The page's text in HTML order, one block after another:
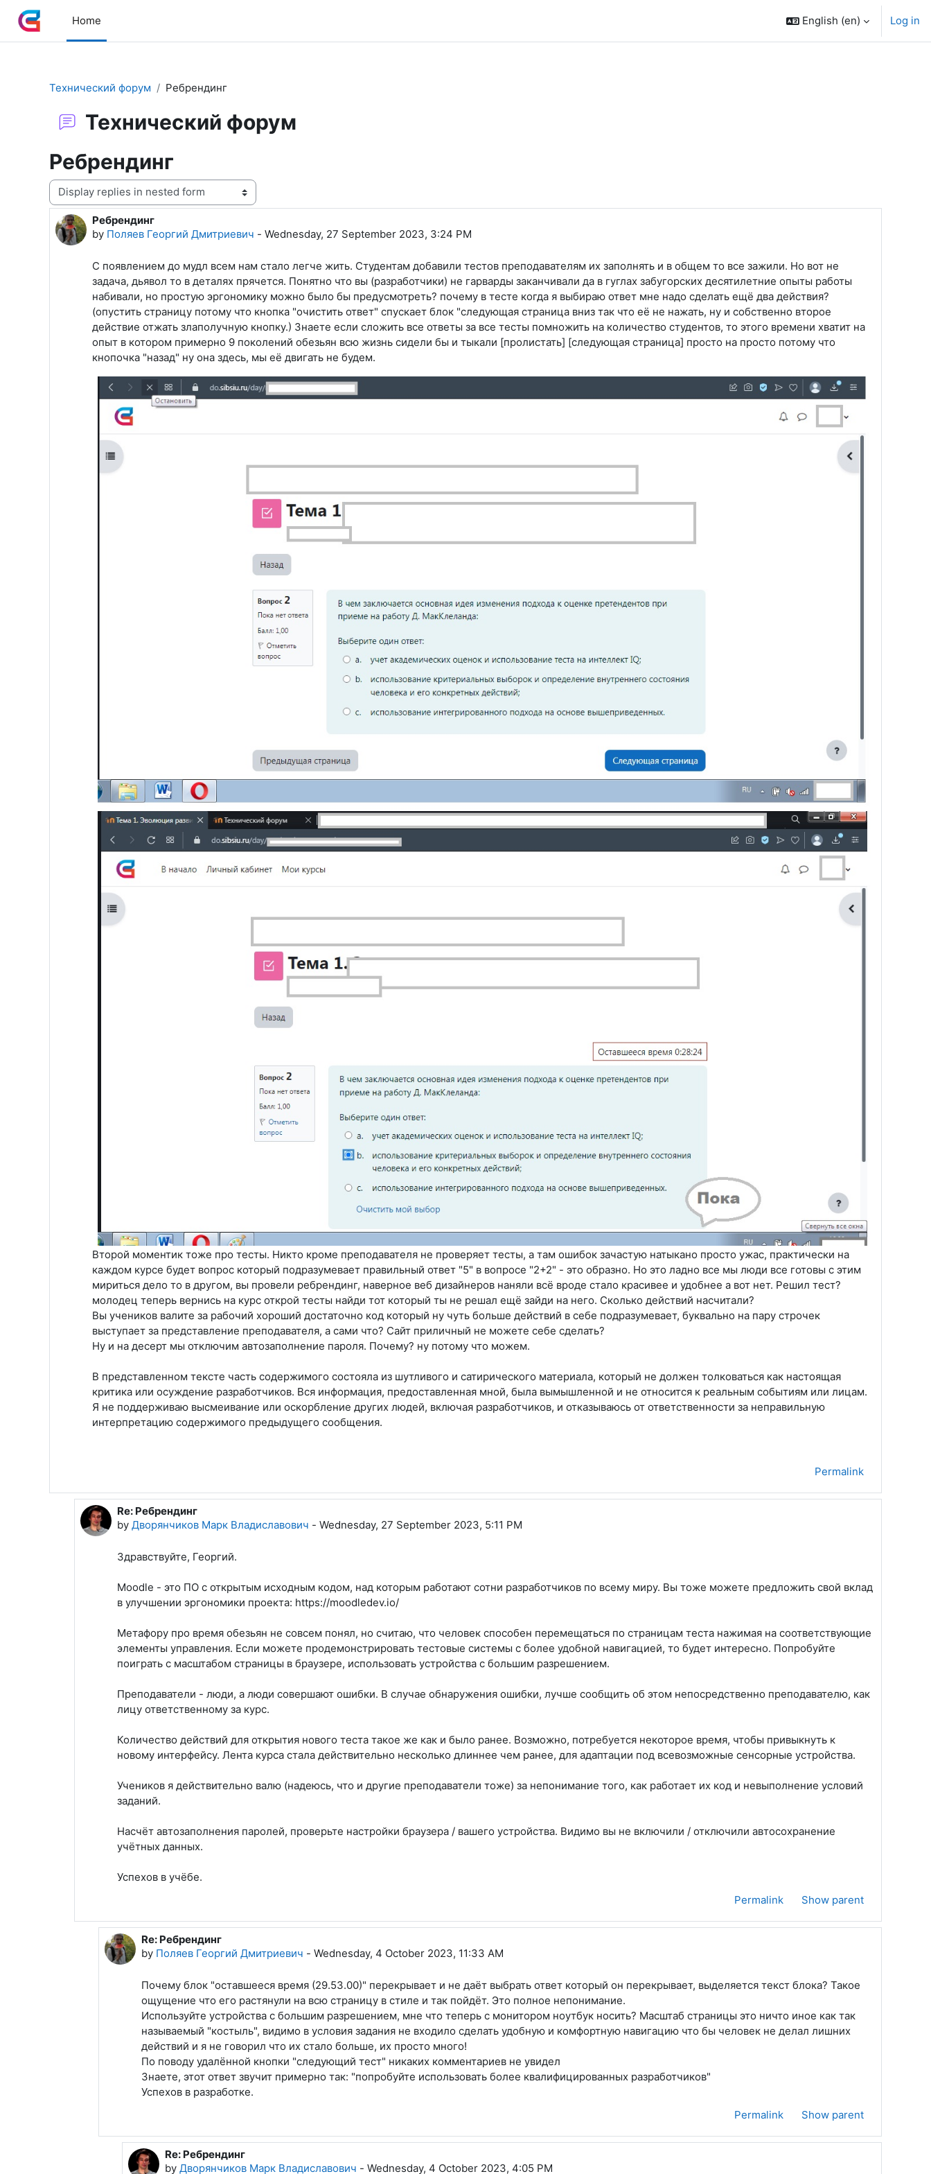
Skip to main content
Home
English ‎(en)‎ Log in
Технический форум Ребрендинг
Технический форум
Ребрендинг
Display mode
Ребрендинг
by Поляев Георгий Дмитриевич - Wednesday, 27 September 2023, 3:24 PM
Number of replies: 3
С появлением до мудл всем нам стало легче жить. Студентам добавили тестов преподавателям их заполнять и в общем то все зажили. Но вот не
задача, дьявол то в деталях прячется. Понятно что вы (разработчики) не гарварды заканчивали да в гуглах забугорских десятилетние опыты работы
набивали, но простую эргономику можно было бы предусмотреть? почему в тесте когда я выбираю ответ мне надо сделать ещё два действия?
(опустить страницу потому что кнопка "очистить ответ" спускает блок "следующая страница вниз так что её не нажать, ну и собственно второе
действие отжать злаполучную кнопку.) Знаете если сложить все ответы за все тесты помножить на количество студентов, то этого времени хватит на
опыт в котором примерно 9 поколений обезьян всю жизнь сидели бы и тыкали [пролистать] [следующая страница] просто на просто потому что
кнопочка "назад" ну она здесь, мы её двигать не будем.
Второй моментик тоже про тесты. Никто кроме преподавателя не проверяет тесты, а там ошибок зачастую натыкано просто ужас, практически на
каждом курсе будет вопрос который подразумевает правильный ответ "5" в вопросе "2+2" - это образно. Но это ладно все мы люди все готовы с этим
мириться дело то в другом, вы провели ребрендинг, наверное веб дизайнеров наняли всё вроде стало красивее и удобнее а вот нет. Решил тест?
молодец теперь вернись на курс открой тесты найди тот который ты не решал ещё зайди на него. Сколько действий насчитали?
Вы учеников валите за рабочий хороший достаточно код который ну чуть больше действий в себе подразумевает, буквально на пару строчек
выступает за представление преподавателя, а сами что? Сайт приличный не можете себе сделать?
Ну и на десерт мы отключим автозаполнение пароля. Почему? ну потому что можем.
В представленном тексте часть содержимого состояла из шутливого и сатирического материала, который не должен толковаться как настоящая
критика или осуждение разработчиков. Вся информация, предоставленная мной, была вымышленной и не относится к реальным событиям или лицам.
Я не поддерживаю высмеивание или оскорбление других людей, включая разработчиков, и отказываюсь от ответственности за неправильную
интерпретацию содержимого предыдущего сообщения.
Permalink
In reply to Поляев Георгий Дмитриевич
Re: Ребрендинг
byДворянчиков Марк Владиславович -Wednesday, 27 September 2023, 5:11 PM
Здравствуйте, Георгий.
Moodle - это ПО с открытым исходным кодом, над которым работают сотни разработчиков по всему миру. Вы тоже можете предложить свой вклад
в улучшении эргономики проекта: https://moodledev.io/
Метафору про время обезьян не совсем понял, но считаю, что человек способен перемещаться по страницам теста нажимая на соответствующие
элементы управления. Если можете продемонстрировать тестовые системы с более удобной навигацией, то будет интересно. Попробуйте
поиграть с масштабом страницы в браузере, использовать устройства с большим разрешением.
Преподаватели - люди, а люди совершают ошибки. В случае обнаружения ошибки, лучше сообщить об этом непосредственно преподавателю, как
лицу ответственному за курс.
Количество действий для открытия нового теста такое же как и было ранее. Возможно, потребуется некоторое время, чтобы привыкнуть к
новому интерфейсу. Лента курса стала действительно несколько длиннее чем ранее, для адаптации под всевозможные сенсорные устройства.
Учеников я действительно валю (надеюсь, что и другие преподаватели тоже) за непонимание того, как работает их код и невыполнение условий
заданий.
Насчёт автозаполнения паролей, проверьте настройки браузера / вашего устройства. Видимо вы не включили / отключили автосохранение
учётных данных.
Успехов в учёбе.
Permalink
Show parent
In reply to Дворянчиков Марк Владиславович
Re: Ребрендинг
by Поляев Георгий Дмитриевич -Wednesday, 4 October 2023, 11:33 AM
Почему блок "оставшееся время (29.53.00)" перекрывает и не даёт выбрать ответ который он перекрывает, выделяется текст блока? Такое
ощущение что его растянули на всю страницу в стиле и так пойдёт. Это полное непонимание.
Используйте устройства с большим разрешением, мне что теперь с монитором ноутбук носить? Масштаб страницы это ничто иное как так
называемый "костыль", видимо в условия задания не входило сделать удобную и комфортную навигацию что бы человек не делал лишних
действий и я не говорил что их стало больше, их просто много!
По поводу удалённой кнопки "следующий тест" никаких комментариев не увидел
Знаете, этот ответ звучит примерно так: "попробуйте использовать более квалифицированных разработчиков"
Успехов в разработке.
Permalink
Show parent
In reply to Поляев Георгий Дмитриевич
Re: Ребрендинг
by Дворянчиков Марк Владиславович - Wednesday, 4 October 2023, 4:05 PM